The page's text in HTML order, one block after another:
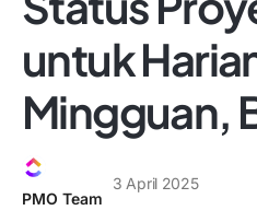
untuk
Mingguan,
PMO Team
3 April 2025